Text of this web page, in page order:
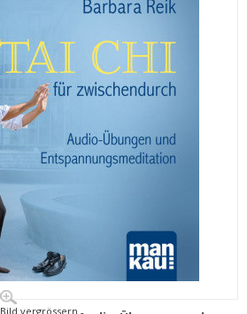
Bild vergrössern